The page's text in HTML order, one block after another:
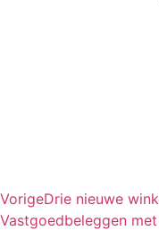
VorigeDrie nieuwe
Vastgoedbeleggen